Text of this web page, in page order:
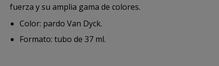
fuerza y su amplia gama de colores.
Color: pardo Van Dyck.
Formato: tubo de 37 ml.